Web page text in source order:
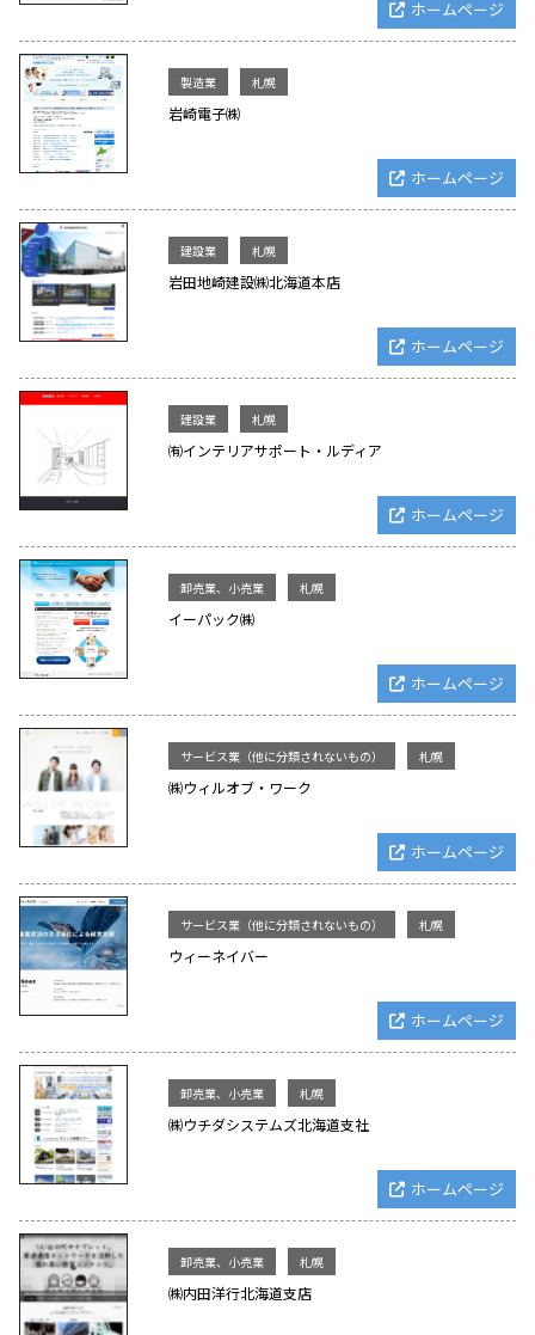
ホームページ
製造業 札幌
岩崎電子㈱
ホームページ
建設業 札幌
岩田地崎建設㈱北海道本店
ホームページ
建設業 札幌
㈲インテリアサポート・ルディア
ホームページ
卸売業、小売業 札幌
イーパック㈱
ホームページ
サービス業（他に分類されないもの） 札幌
㈱ウィルオブ・ワーク
ホームページ
サービス業（他に分類されないもの） 札幌
ウィーネイバー
ホームページ
卸売業、小売業 札幌
㈱ウチダシステムズ北海道支社
ホームページ
卸売業、小売業 札幌
㈱内田洋行北海道支店